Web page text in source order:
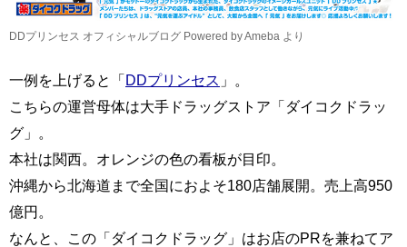
DDプリンセス オフィシャルブログ Powered by Ameba より
一例を上げると「DDプリンセス 」。
こちらの運営母体は大手ドラッグストア「ダイコクドラッ
グ」。
本社は関西。オレンジの色の看板が目印。
沖縄から北海道まで全国におよそ180店舗展開。売上高950
億円。
なんと、この「ダイコクドラッグ」はお店のPRを兼ねてア